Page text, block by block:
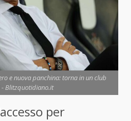
e nuova panchina: torna in un club
- Blitzquotidiano.it
per